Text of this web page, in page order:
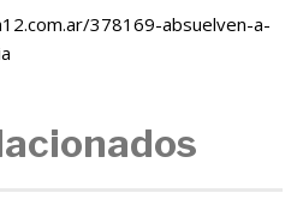
378169-absuelven-a-